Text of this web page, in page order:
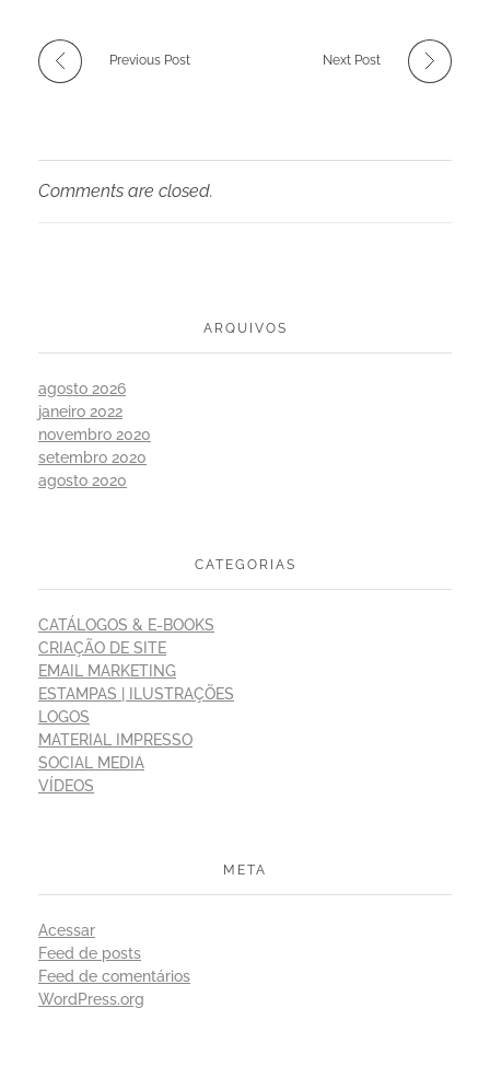
Previous Post Next Post
Comments are closed.
ARQUIVOS
agosto 2026
janeiro 2022
novembro 2020
setembro 2020
agosto 2020
CATEGORIAS
CATÁLOGOS & E-BOOKS
CRIAÇÃO DE SITE
EMAIL MARKETING
ESTAMPAS | ILUSTRAÇÕES
LOGOS
MATERIAL IMPRESSO
SOCIAL MEDIA
VÍDEOS
META
Acessar
Feed de posts
Feed de comentários
WordPress.org